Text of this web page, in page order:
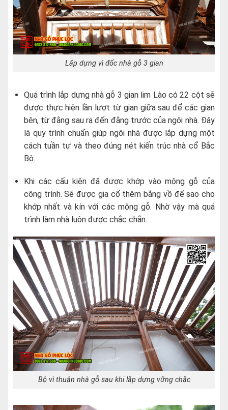
Lắp dựng vì đốc nhà gỗ 3 gian
Quá trình lắp dựng nhà gỗ 3 gian lim Lào có 22 cột sẽ
được thực hiện lần lượt từ gian giữa sau để các gian
bên, từ đằng sau ra đến đằng trước của ngôi nhà. Đây
là quy trình chuẩn giúp ngôi nhà được lắp dựng một
cách tuần tự và theo đúng nét kiến trúc nhà cổ Bắc
Bộ.
Khi các cấu kiện đã được khớp vào mộng gỗ của
công trình. Sẽ được gia cố thêm bằng vồ để sao cho
khớp nhất và kín với các mộng gỗ. Nhờ vậy mà quá
trình làm nhà luôn được chắc chắn.
Bộ vì thuận nhà gỗ sau khi lắp dựng vững chắc